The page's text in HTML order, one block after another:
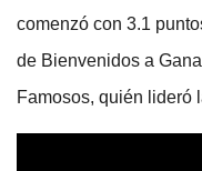
comenzó con 3.1
de Bienvenidos a
Famosos, quién lideró